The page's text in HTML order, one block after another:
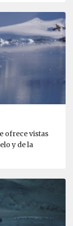
ofrece vistas
y de la